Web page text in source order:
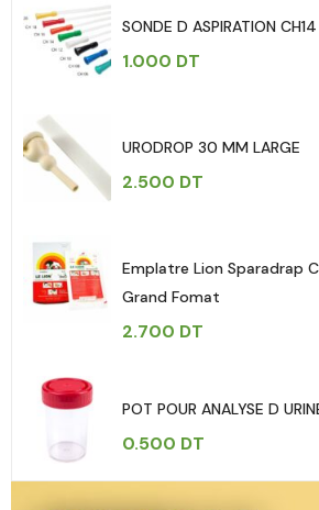
SONDE D ASPIRATION
1.000 DT
URODROP 30 MM LARGE
2.500 DT
Emplatre Lion Sparadrap
Grand Fomat
2.700 DT
POT POUR ANALYSE D
0.500 DT